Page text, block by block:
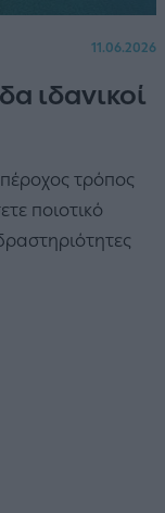
11.06.2026
ιδανικοί
τρόπος
ποιοτικό